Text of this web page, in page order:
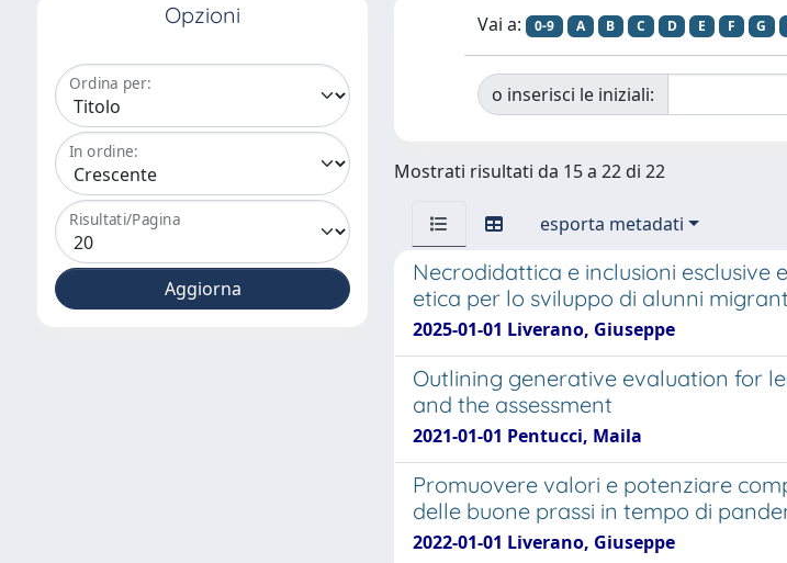
Opzioni
Ordina per:
In ordine:
Risultati/Pagina
Vai a: 0-9 A B C D E F G
o inserisci le iniziali:
Mostrati risultati da 15 a 22 di 22
esporta metadati
Necrodidattica e inclusioni
etica per lo sviluppo di alunni
2025-01-01 Liverano, Giuseppe
Outlining generative evaluation for
and the assessment
2021-01-01 Pentucci, Maila
Promuovere valori e potenziare
delle buone prassi in tempo di
2022-01-01 Liverano, Giuseppe